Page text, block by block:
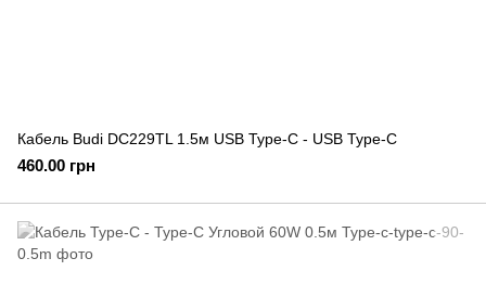
Кабель Budi DC229TL 1.5м USB Type-C - USB Type-C
460.00 грн